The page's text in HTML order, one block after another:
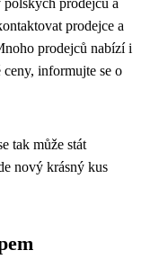
prodejců a
prodejce a
prodejců nabízí i
informujte se o
tak může stát
nový krásný kus